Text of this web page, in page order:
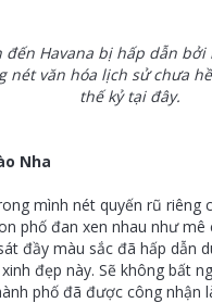
đến Havana bị hấp dẫn
nét văn hóa lịch sử chưa
thế kỷ tại đây.
Nha
mình nét quyến rũ riêng
phố đan xen nhau như mê
đầy màu sắc đã hấp dẫn
đẹp này. Sẽ không bất
phố đã được công nhận